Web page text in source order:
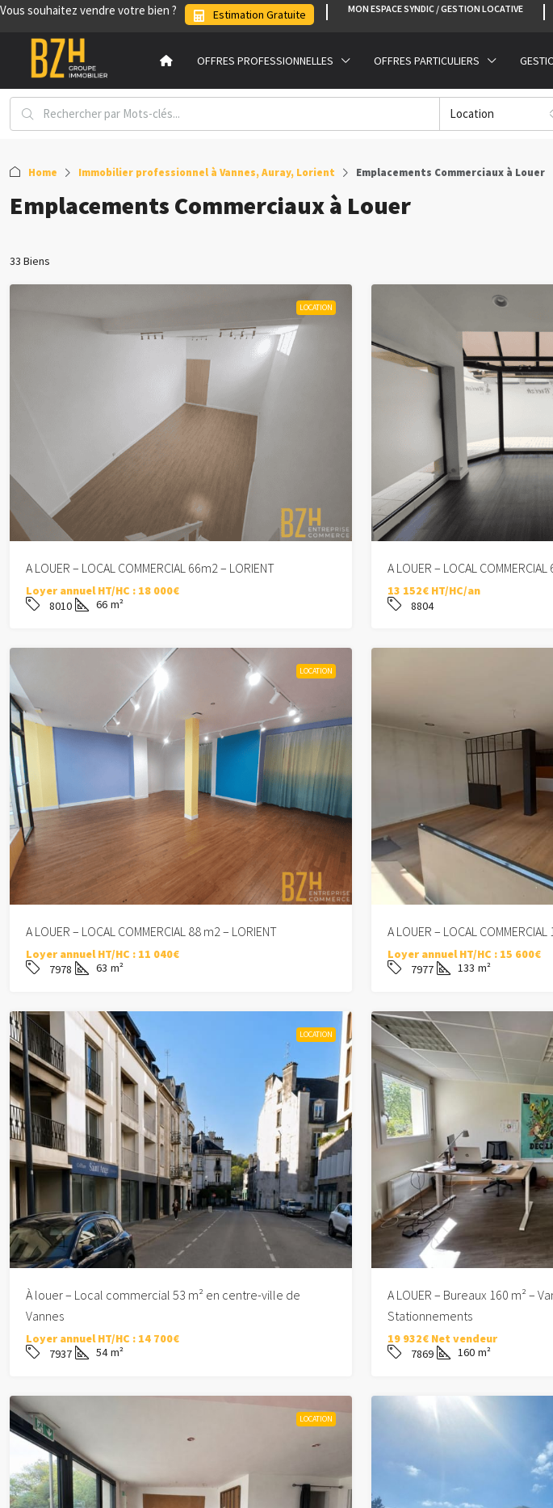
Vous souhaitez vendre votre bien ? Estimation Gratuite MON ESPACE SYNDIC / GESTION LOCATIVE
OFFRES PROFESSIONNELLES OFFRES PARTICULIERS
Location
Home Immobilier professionnel à Vannes, Auray, Lorient Emplacements Commerciaux à Louer
Emplacements Commerciaux à Louer
33 Biens
LOCATION
A LOUER – LOCAL COMMERCIAL 66m2 – LORIENT
Loyer annuel HT/HC : 18 000€
8010
66 m²
A LOUER – LOCAL
13 152€ HT/HC/an
8804
LOCATION
A LOUER – LOCAL COMMERCIAL 88 m2 – LORIENT
Loyer annuel HT/HC : 11 040€
7978
63 m²
A LOUER – LOCAL
Loyer annuel HT/HC : 15 600€
7977
133 m²
LOCATION
À louer – Local commercial 53 m² en centre-ville de
Vannes
Loyer annuel HT/HC : 14 700€
7937
54 m²
A LOUER – Bureaux 160 m² –
Stationnements
19 932€ Net vendeur
7869
160 m²
LOCATION